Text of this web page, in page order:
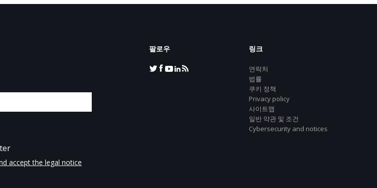
팔로우 링크
연락처
법률
쿠키 정책
Privacy policy
사이트맵
일반 약관 및 조건
Cybersecurity and notices